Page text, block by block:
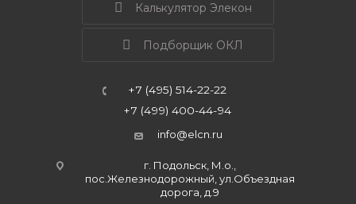
Калькулятор Элекон
Подборщик ОКЛ
+7 (495) 514-22-22
+7 (499) 400-44-94
info@elcn.ru
г. Подольск, М.о.,
пос.Железнодорожный, ул.Объездная
дорога, д.9